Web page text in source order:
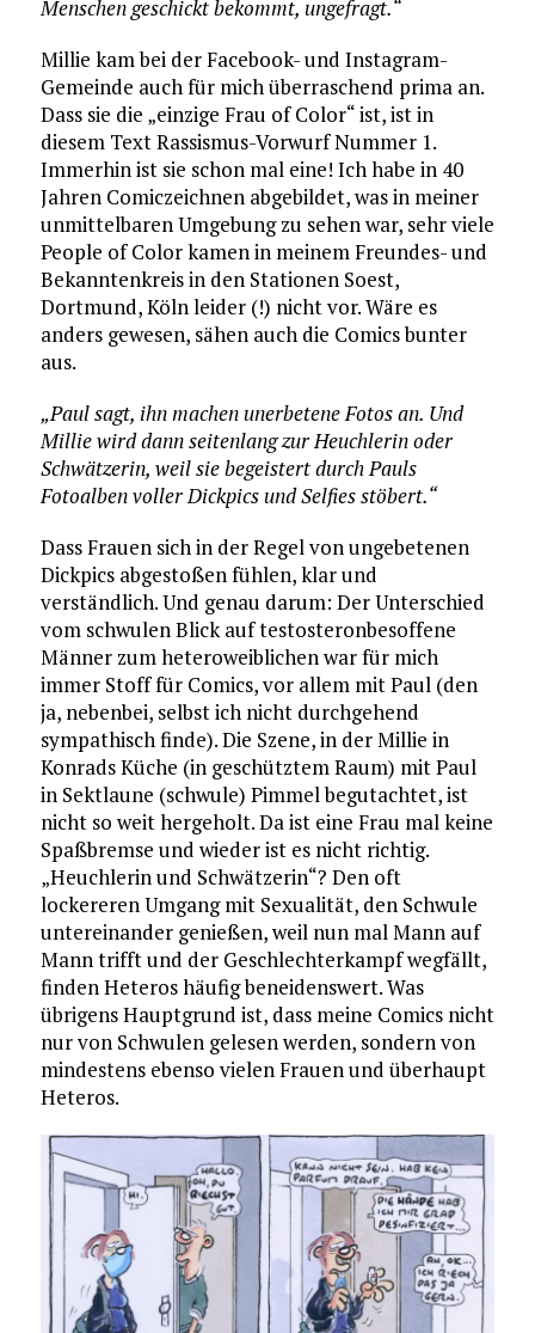
Menschen geschickt bekommt, ungefragt.“
Millie kam bei der Facebook- und Instagram-
Gemeinde auch für mich überraschend prima an.
Dass sie die „einzige Frau of Color“ ist, ist in
diesem Text Rassismus-Vorwurf Nummer 1.
Immerhin ist sie schon mal eine! Ich habe in 40
Jahren Comiczeichnen abgebildet, was in meiner
unmittelbaren Umgebung zu sehen war, sehr viele
People of Color kamen in meinem Freundes- und
Bekanntenkreis in den Stationen Soest,
Dortmund, Köln leider (!) nicht vor. Wäre es
anders gewesen, sähen auch die Comics bunter
aus.
„Paul sagt, ihn machen unerbetene Fotos an. Und
Millie wird dann seitenlang zur Heuchlerin oder
Schwätzerin, weil sie begeistert durch Pauls
Fotoalben voller Dickpics und Selfies stöbert.“
Dass Frauen sich in der Regel von ungebetenen
Dickpics abgestoßen fühlen, klar und
verständlich. Und genau darum: Der Unterschied
vom schwulen Blick auf testosteronbesoffene
Männer zum heteroweiblichen war für mich
immer Stoff für Comics, vor allem mit Paul (den
ja, nebenbei, selbst ich nicht durchgehend
sympathisch finde). Die Szene, in der Millie in
Konrads Küche (in geschütztem Raum) mit Paul
in Sektlaune (schwule) Pimmel begutachtet, ist
nicht so weit hergeholt. Da ist eine Frau mal keine
Spaßbremse und wieder ist es nicht richtig.
„Heuchlerin und Schwätzerin“? Den oft
lockereren Umgang mit Sexualität, den Schwule
untereinander genießen, weil nun mal Mann auf
Mann trifft und der Geschlechterkampf wegfällt,
finden Heteros häufig beneidenswert. Was
übrigens Hauptgrund ist, dass meine Comics nicht
nur von Schwulen gelesen werden, sondern von
mindestens ebenso vielen Frauen und überhaupt
Heteros.